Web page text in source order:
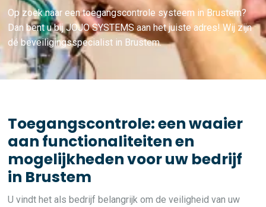
Op zoek naar een toegangscontrole systeem in Brustem?
Dan bent u bij JOJO SYSTEMS aan het juiste adres! Wij zijn
dé beveiligingsspecialist in Brustem.
Toegangscontrole: een waaier
aan functionaliteiten en
mogelijkheden voor uw bedrijf
in Brustem
U vindt het als bedrijf belangrijk om de veiligheid van uw